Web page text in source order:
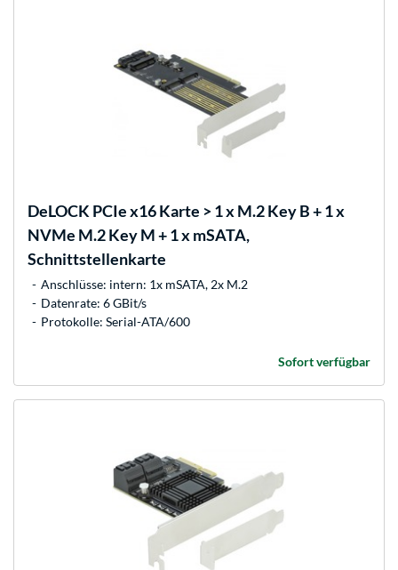
DeLOCK PCIe x16 Karte > 1 x M.2 Key B + 1 x
NVMe M.2 Key M + 1 x mSATA,
Schnittstellenkarte
Anschlüsse: intern: 1x mSATA, 2x M.2
Datenrate: 6 GBit/s
Protokolle: Serial-ATA/600
Sofort verfügbar